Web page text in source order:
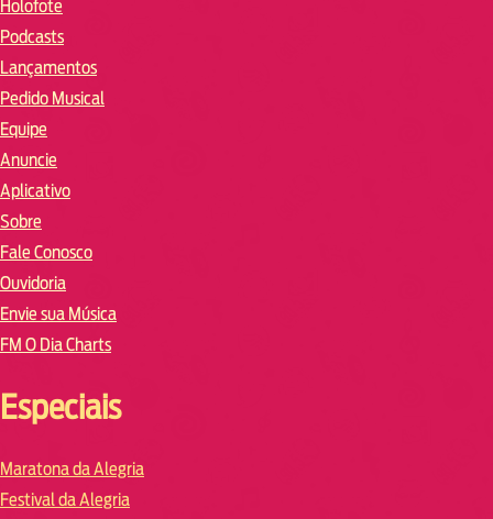
Holofote
Podcasts
Lançamentos
Pedido Musical
Equipe
Anuncie
Aplicativo
Sobre
Fale Conosco
Ouvidoria
Envie sua Música
FM O Dia Charts
Especiais
Maratona da Alegria
Festival da Alegria